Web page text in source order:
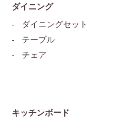
ダイニング
ダイニングセット
テーブル
チェア
キッチンボード